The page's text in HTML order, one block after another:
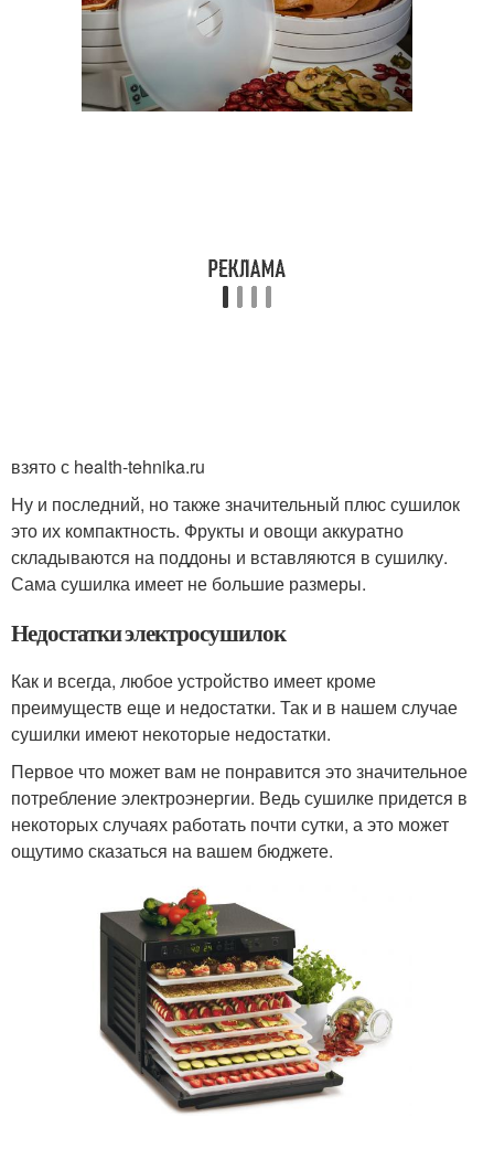
взято с health-tehnika.ru
Ну и последний, но также значительный плюс сушилок
это их компактность. Фрукты и овощи аккуратно
складываются на поддоны и вставляются в сушилку.
Сама сушилка имеет не большие размеры.
Недостатки электросушилок
Как и всегда, любое устройство имеет кроме
преимуществ еще и недостатки. Так и в нашем случае
сушилки имеют некоторые недостатки.
Первое что может вам не понравится это значительное
потребление электроэнергии. Ведь сушилке придется в
некоторых случаях работать почти сутки, а это может
ощутимо сказаться на вашем бюджете.